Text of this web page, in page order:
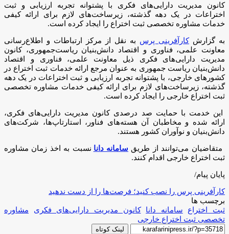
کانون مدیریت دارایی‌های فکری با پشتوانه تجربه ارزیابی و ثبت
اختراعات در یک دهه گذشته، زیرساخت‌های لازم برای ارائه کیفی
خدمات مشاوره تخصصی ثبت اختراع را ایجاد کرده است.
به گزارشکارآفرینی پرس به نقل از مرکز ارتباطات و اطلاع‌رسانی
معاونت علمی، فناوری و اقتصاد دانش‌بنیان ریاست‌جمهوری، کانون
مدیریت دارایی‌های فکری ذیل معاونت علمی، فناوری و اقتصاد
دانش‌بنیان ریاست‌ جمهوری به عنوان مرجع ارائه خدمات ثبت اختراع در
کشورهای خارجی، با پشتوانه تجربه ارزیابی و ثبت اختراعات در یک دهه
گذشته، زیرساخت‌های لازم برای ارائه کیفی خدمات مشاوره تخصصی
ثبت اختراع خارجی را ایجاد کرده است.
این خدمت با حمایت صد درصدی کانون مدیریت دارایی‌های فکری،
ارائه شده و مخاطبان آن هسته‌های فناور، استارتاپ‌ها، شرکت‌های
دانش‌بنیان و نوآوران کشور هستند.
متقاضیان می‌توانند از طریق سامانه دانا نسبت به اخذ زمان مشاوره
ثبت اختراع خارجی اقدام کنند.
پایان پیام/
کارآفرینی پرس را نصب کنید؛ فرصت‌ها را از دست ندهید
برچسب ها
ثبت اختراع
سامانه دانا کانون مدیریت دارایی‌های فکری
مشاوره
تخصصی ثبت اختراع خارجی
لینک کوتاه